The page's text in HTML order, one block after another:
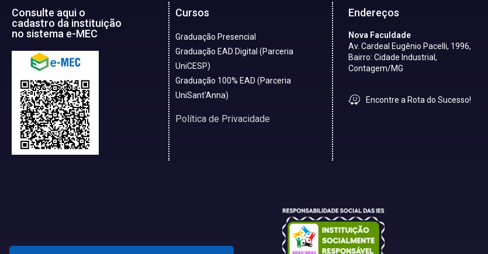
Consulte aqui o
cadastro da instituição
no sistema e-MEC
Cursos
Graduação Presencial
Graduação EAD Digital (Parceria
UniCESP)
Graduação 100% EAD (Parceria
UniSant'Anna)
Política de Privacidade
Endereços
Nova Faculdade
Av. Cardeal Eugênio Pacelli, 1996,
Bairro: Cidade Industrial,
Contagem/MG
Encontre a Rota do Sucesso!